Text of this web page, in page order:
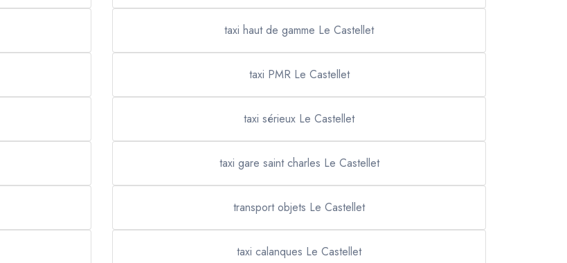
taxi haut de gamme Le Castellet
taxi PMR Le Castellet
taxi sérieux Le Castellet
taxi gare saint charles Le Castellet
transport objets Le Castellet
taxi calanques Le Castellet